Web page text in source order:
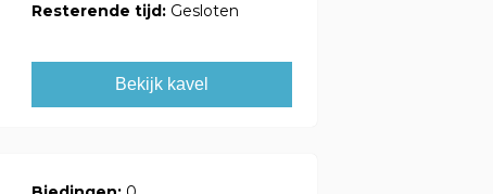
Resterende tijd: Gesloten
Bekijk kavel